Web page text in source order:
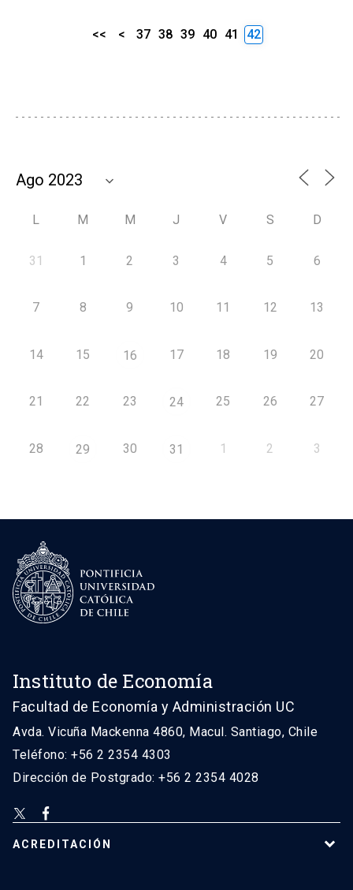
<< < 37 38 39 40 41 42
L M M J V S D
31 1 2 3 4 5 6
7 8 9 10 11 12 13
14 15 16 17 18 19 20
21 22 23 24 25 26 27
28 29 30 31 1 2 3
Instituto de Economía
Facultad de Economía y Administración UC
Avda. Vicuña Mackenna 4860, Macul. Santiago, Chile
Teléfono: +56 2 2354 4303
Dirección de Postgrado: +56 2 2354 4028
ACREDITACIÓN